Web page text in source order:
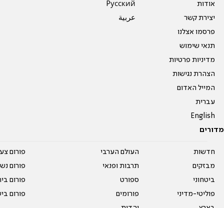
אודות
יצירת קשר
פרסמו אצלנו
תנאי שימוש
מדיניות פרטיות
הצהרת נגישות
המייל האדום
עברית
English
Pусский
عربية
מדורים
חדשות
מבזקים
ביטחוני
פוליטי-מדיני
העולם הערבי
תרבות ופנאי
ספורט
פורומים
פורום
פורום
פורום
פורום